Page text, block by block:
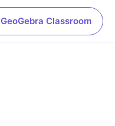
GeoGebra Classroom